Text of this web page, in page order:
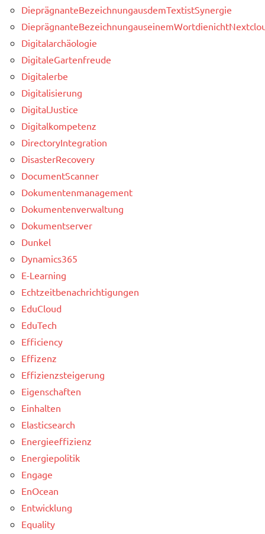
DieprägnanteBezeichnungausdemTextistSynergie
Digitalarchäologie
DigitaleGartenfreude
Digitalerbe
Digitalisierung
DigitalJustice
Digitalkompetenz
DirectoryIntegration
DisasterRecovery
DocumentScanner
Dokumentenmanagement
Dokumentenverwaltung
Dokumentserver
Dunkel
Dynamics365
E-Learning
Echtzeitbenachrichtigungen
EduCloud
EduTech
Efficiency
Effizenz
Effizienzsteigerung
Eigenschaften
Einhalten
Elasticsearch
Energieeffizienz
Energiepolitik
Engage
EnOcean
Entwicklung
Equality